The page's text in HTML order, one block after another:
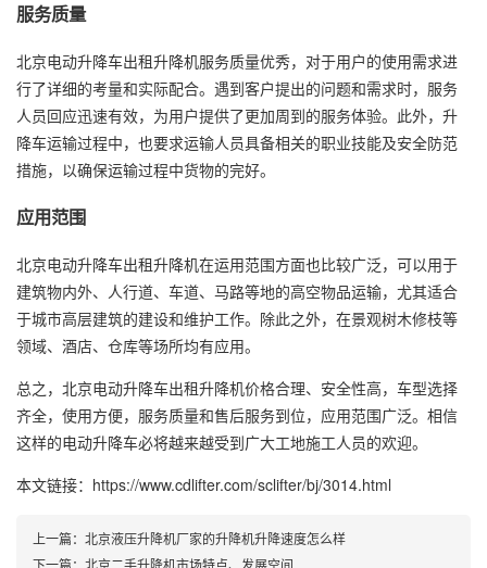
服务质量
北京电动升降车出租升降机服务质量优秀，对于用户的使用需求进
行了详细的考量和实际配合。遇到客户提出的问题和需求时，服务
人员回应迅速有效，为用户提供了更加周到的服务体验。此外，升
降车运输过程中，也要求运输人员具备相关的职业技能及安全防范
措施，以确保运输过程中货物的完好。
应用范围
北京电动升降车出租升降机在运用范围方面也比较广泛，可以用于
建筑物内外、人行道、车道、马路等地的高空物品运输，尤其适合
于城市高层建筑的建设和维护工作。除此之外，在景观树木修枝等
领域、酒店、仓库等场所均有应用。
总之，北京电动升降车出租升降机价格合理、安全性高，车型选择
齐全，使用方便，服务质量和售后服务到位，应用范围广泛。相信
这样的电动升降车必将越来越受到广大工地施工人员的欢迎。
本文链接：https://www.cdlifter.com/sclifter/bj/3014.html
上一篇： 北京液压升降机厂家的升降机升降速度怎么样
下一篇： 北京二手升降机市场特点、发展空间